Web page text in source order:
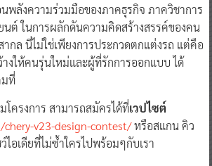
พลังความร่วมมือของภาคธุรกิจ ภาควิชาการ
ต์ ในการผลักดันความคิดสร้างสรรค์ของคน
ากล นี่ไม่ใช่เพียงการประกวดตกแต่งรถ แต่คือ
างให้คนรุ่นใหม่และผู้ที่รักการออกแบบ ได้
มที่
โครงการ สามารถสมัครได้ที่เวปไซต์
chery-v23-design-contest/หรือสแกน คิว
ไอเดียที่ไม่ซ้ำใครไปพร้อมๆกับเรา